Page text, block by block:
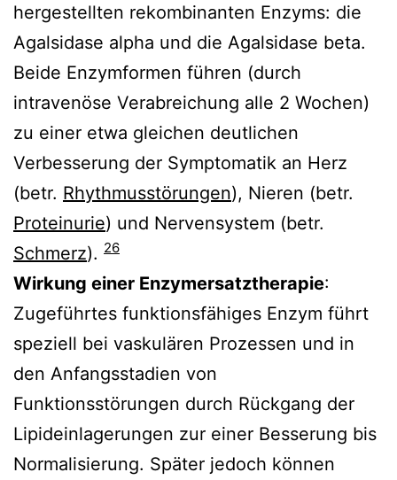
hergestellten rekombinanten Enzyms: die
Agalsidase alpha und die Agalsidase beta.
Beide Enzymformen führen (durch
intravenöse Verabreichung alle 2 Wochen)
zu einer etwa gleichen deutlichen
Verbesserung der Symptomatik an Herz
(betr. Rhythmusstörungen), Nieren (betr.
Proteinurie) und Nervensystem (betr.
Schmerz). 26
Wirkung einer Enzymersatztherapie:
Zugeführtes funktionsfähiges Enzym führt
speziell bei vaskulären Prozessen und in
den Anfangsstadien von
Funktionsstörungen durch Rückgang der
Lipideinlagerungen zur einer Besserung bis
Normalisierung. Später jedoch können